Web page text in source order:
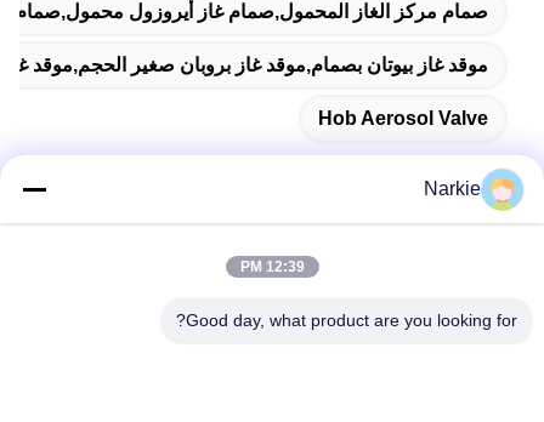
صمام مركز الغاز المحمول,صمام غاز أيروزول محمول,صمام
موقد غاز بيوتان بصمام,موقد غاز بروبان صغير الحجم,موقد
Hob Aerosol Valve
عنوان
Narkie
12:39 PM
Good day, what product are you looking for?